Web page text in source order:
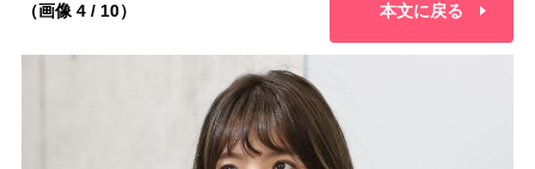
（画像 4 / 10） 本文に戻る